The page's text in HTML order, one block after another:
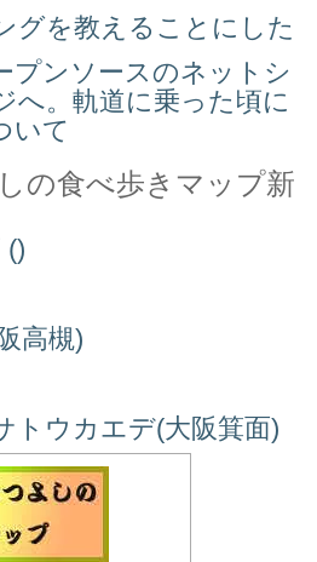
グを教えることにした
プンソースのネットシ
へ。軌道に乗った頃に
いて
の食べ歩きマップ新
()
高槻)
トウカエデ(大阪箕面)